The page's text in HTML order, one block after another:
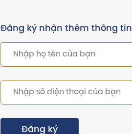
Đăng ký nhận thêm thông tin
Đăng ký